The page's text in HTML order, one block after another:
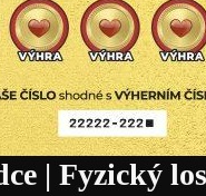
| Fyzický los